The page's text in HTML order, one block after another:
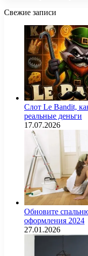
Свежие записи
Слот Le Bandit,
реальные деньги
17.07.2026
Обновите
оформления 2024
27.01.2026